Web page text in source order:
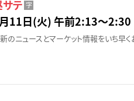
テ 字
11日(火) 午前2:13〜2:30
のニュースとマーケット情報をいち早く